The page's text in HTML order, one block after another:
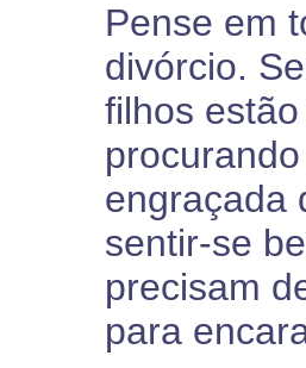
Pense em
divórcio.
filhos
engraçada
sentir-se
precisam
para